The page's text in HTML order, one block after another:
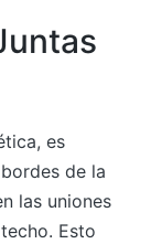
es
de la
las uniones
Esto